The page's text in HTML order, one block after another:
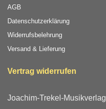
AGB
Datenschutzerklärung
Widerrufsbelehrung
Versand & Lieferung
Vertrag widerrufen
Joachim-Trekel-Musikverlag